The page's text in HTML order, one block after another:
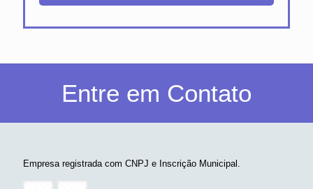
Entre em Contato
Empresa registrada com CNPJ e Inscrição Municipal.